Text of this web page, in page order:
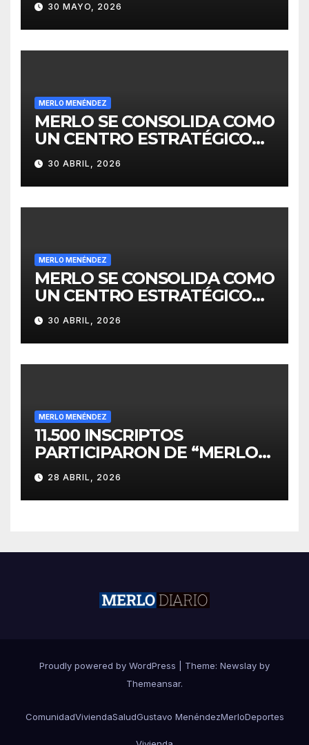
30 MAYO, 2026
MERLO MENÉNDEZ
MERLO SE CONSOLIDA COMO
UN CENTRO ESTRATÉGICO
PARA EL DESARROLLO DE
INVERSIONES
30 ABRIL, 2026
MERLO MENÉNDEZ
MERLO SE CONSOLIDA COMO
UN CENTRO ESTRATÉGICO
PARA EL DESARROLLO DE
INVERSIONES
30 ABRIL, 2026
MERLO MENÉNDEZ
11.500 INSCRIPTOS
PARTICIPARON DE “MERLO
CORRE POR MALVINAS”
28 ABRIL, 2026
Proudly powered by WordPress Theme: Newslay by
Themeansar.
ComunidadViviendaSaludGustavo MenéndezMerloDeportes